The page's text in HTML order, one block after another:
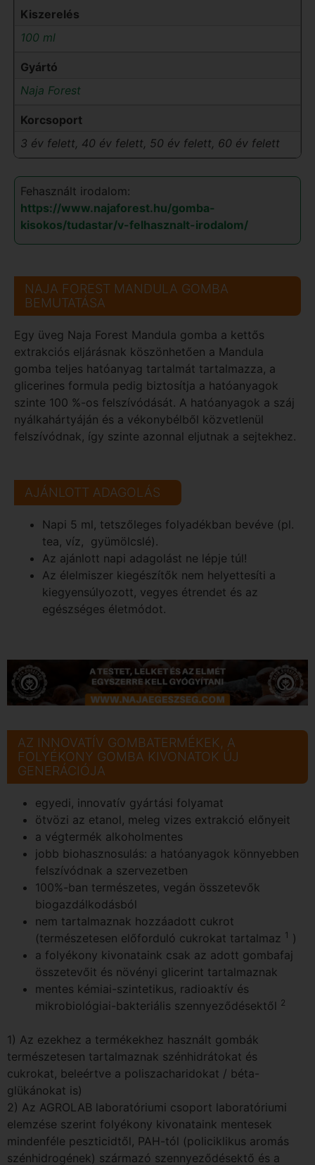
Kiszerelés
100 ml
Gyártó
Naja Forest
Korcsoport
3 év felett, 40 év felett, 50 év felett, 60 év felett
Fehasznált irodalom:
https://www.najaforest.hu/gomba-
kisokos/tudastar/v-felhasznalt-irodalom/
NAJA FOREST MANDULA GOMBA
BEMUTATÁSA
Egy üveg Naja Forest Mandula gomba a kettős
extrakciós eljárásnak köszönhetően a Mandula
gomba teljes hatóanyag tartalmát tartalmazza, a
glicerines formula pedig biztosítja a hatóanyagok
szinte 100 %-os felszívódását. A hatóanyagok a száj
nyálkahártyáján és a vékonybélből közvetlenül
felszívódnak, így szinte azonnal eljutnak a sejtekhez.
AJÁNLOTT ADAGOLÁS
Napi 5 ml, tetszőleges folyadékban bevéve (pl.
tea, víz, gyümölcslé).
Az ajánlott napi adagolást ne lépje túl!
Az élelmiszer kiegészítők nem helyettesíti a
kiegyensúlyozott, vegyes étrendet és az
egészséges életmódot.
AZ INNOVATÍV GOMBATERMÉKEK, A
FOLYÉKONY GOMBA KIVONATOK ÚJ
GENERÁCIÓJA
egyedi, innovatív gyártási folyamat
ötvözi az etanol, meleg vizes extrakció előnyeit
a végtermék alkoholmentes
jobb biohasznosulás: a hatóanyagok könnyebben
felszívódnak a szervezetben
100%-ban természetes, vegán összetevők
biogazdálkodásból
nem tartalmaznak hozzáadott cukrot
(természetesen előforduló cukrokat tartalmaz 1 )
a folyékony kivonataink csak az adott gombafaj
összetevőit és növényi glicerint tartalmaznak
mentes kémiai-szintetikus, radioaktív és
mikrobiológiai-bakteriális szennyeződésektől 2
1) Az ezekhez a termékekhez használt gombák
természetesen tartalmaznak szénhidrátokat és
cukrokat, beleértve a poliszacharidokat / béta-
glükánokat is)
2) Az AGROLAB laboratóriumi csoport laboratóriumi
elemzése szerint folyékony kivonataink mentesek
mindenféle peszticidtől, PAH-tól (policiklikus aromás
szénhidrogének) származó szennyeződésektő és a